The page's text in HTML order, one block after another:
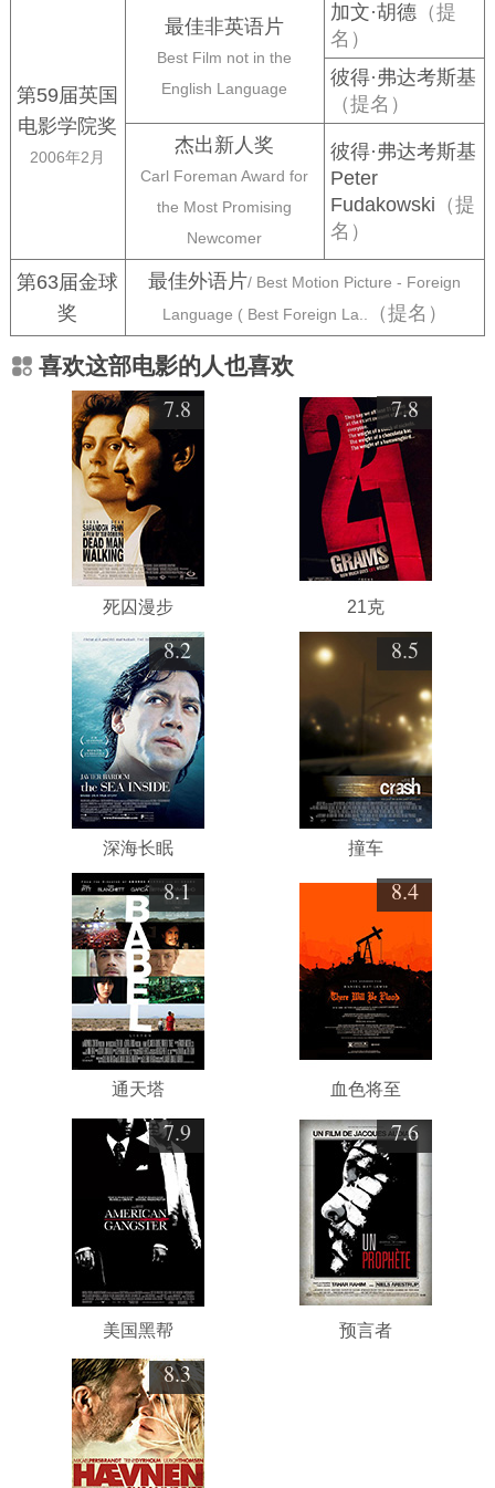
第59届英国
电影学院奖
2006年2月
最佳非英语片
Best Film not in the
English Language
加文·胡德（提
名）
彼得·弗达考斯基
（提名）
杰出新人奖
Carl Foreman Award for
the Most Promising
Newcomer
彼得·弗达考斯基
Peter
Fudakowski （提
名）
第63届金球
奖
最佳外语片/ Best Motion Picture - Foreign
Language ( Best Foreign La..
（提名）
喜欢这部电影的人也喜欢
7.8
死囚漫步
7.8
21克
8.2
深海长眠
8.5
撞车
8.1
通天塔
8.4
血色将至
7.9
美国黑帮
7.6
预言者
8.3